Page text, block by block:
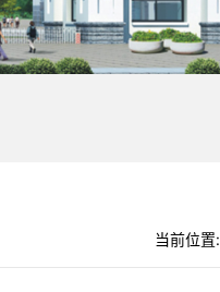
当前位置: